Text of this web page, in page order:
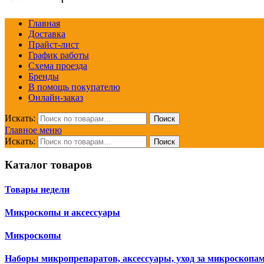
Главная
Доставка
Прайст-лист
График работы
Схема проезда
Бренды
В помощь покупателю
Онлайн-заказ
Искать: Поиск
Главное меню
Искать:
Поиск
Каталог товаров
Товары недели
Микроскопы и аксессуары
Микроскопы
Наборы микропрепаратов, аксессуары, уход за